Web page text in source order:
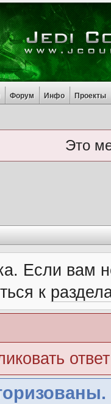
Форум Инфо Проекты
Это
Если вам
к